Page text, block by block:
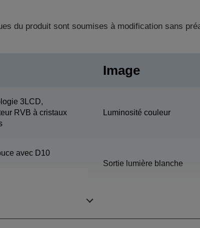
du produit sont soumises à modification sans
3LCD,
RVB à cristaux
avec D10
Image
Luminosité couleur
Sortie lumière blanche